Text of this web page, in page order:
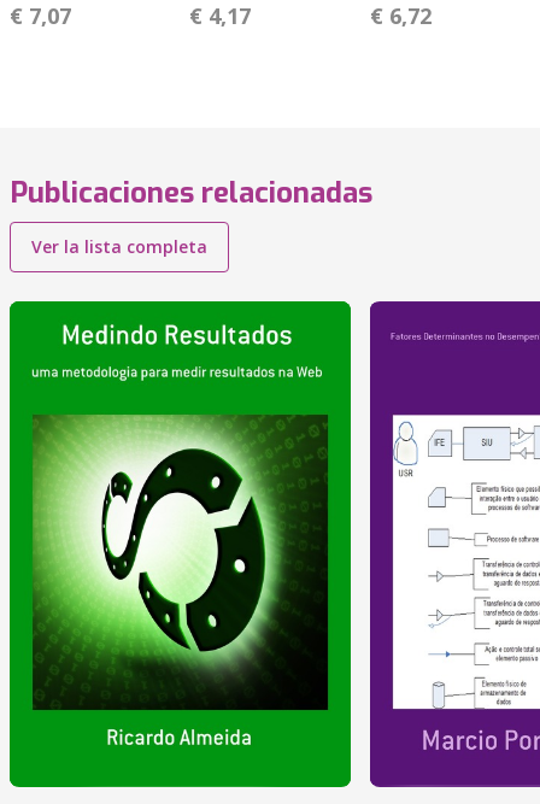
€ 7,07 € 4,17 € 6,72
Publicaciones relacionadas
Ver la lista completa